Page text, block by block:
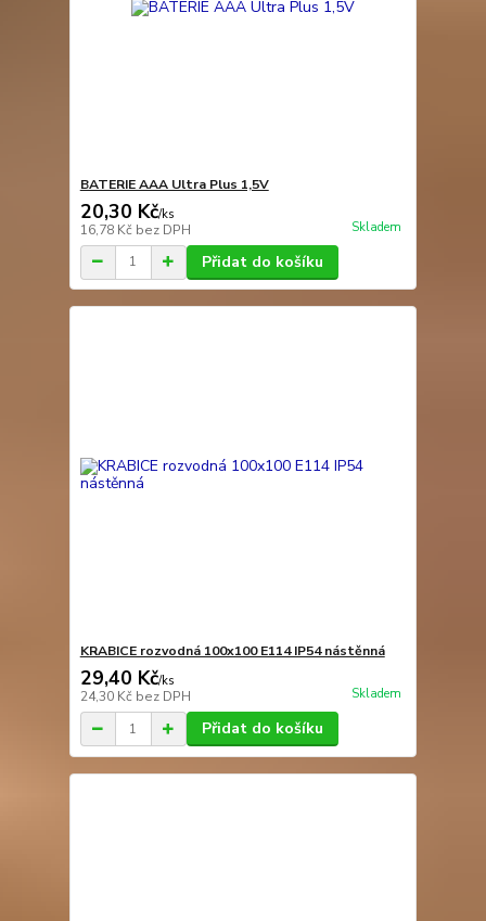
BATERIE AAA Ultra Plus 1,5V
20,30 Kč/ks
16,78 Kč bez DPH Skladem
Přidat do košíku
KRABICE rozvodná 100x100 E114 IP54 nástěnná
29,40 Kč/ks
24,30 Kč bez DPH Skladem
Přidat do košíku